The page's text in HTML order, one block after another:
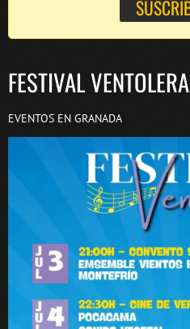
FESTIVAL VENTOLERA
EVENTOS EN GRANADA